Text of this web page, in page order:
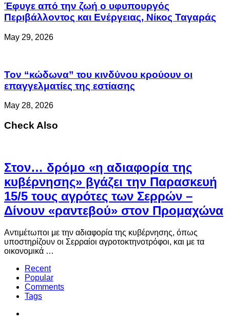
Έφυγε από την ζωή ο υφυπουργός
Περιβάλλοντος και Ενέργειας, Νίκος Ταγαράς
May 29, 2026
Τον “κώδωνα” του κινδύνου κρούουν οι
επαγγελματίες της εστίασης
May 28, 2026
Check Also
Στον… δρόμο «η αδιαφορία της
κυβέρνησης» βγάζει την Παρασκευή
15/5 τους αγρότες των Σερρών –
Δίνουν «ραντεβού» στον Προμαχώνα
Αντιμέτωποι με την αδιαφορία της κυβέρνησης, όπως
υποστηρίζουν οι Σερραίοι αγροτοκτηνοτρόφοι, και με τα
οικονομικά …
Recent
Popular
Comments
Tags